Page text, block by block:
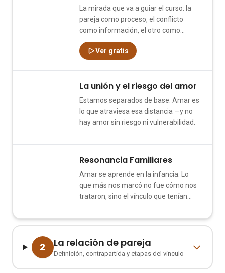
La mirada que va a guiar el curso: la
pareja como proceso, el conflicto
como información, el otro como
espejo.
Ver gratis
La unión y el riesgo del amor
Estamos separados de base. Amar es
lo que atraviesa esa distancia —y no
hay amor sin riesgo ni vulnerabilidad.
Resonancia Familiares
Amar se aprende en la infancia. Lo
que más nos marcó no fue cómo nos
trataron, sino el vínculo que tenían
2 La relación de pareja
Definición, contrapartida y etapas del vínculo